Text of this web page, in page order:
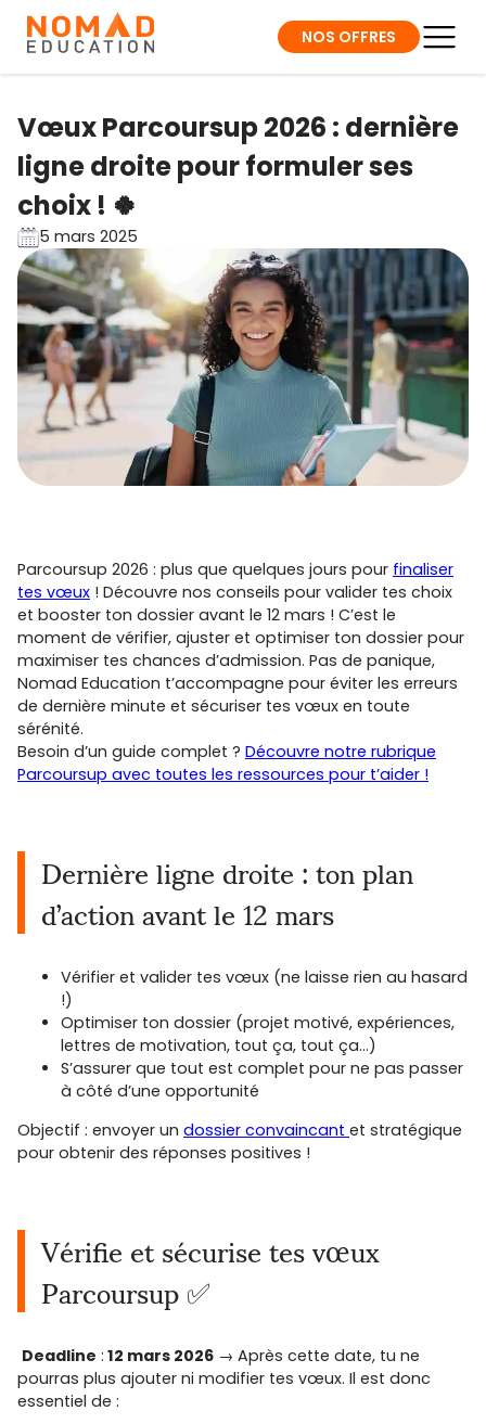
NOS OFFRES
Vœux Parcoursup 2026 : dernière
ligne droite pour formuler ses
choix ! 🍀
5 mars 2025
Parcoursup 2026 : plus que quelques jours pour finaliser
tes vœux ! Découvre nos conseils pour valider tes choix
et booster ton dossier avant le 12 mars ! C’est le
moment de vérifier, ajuster et optimiser ton dossier pour
maximiser tes chances d’admission. Pas de panique,
Nomad Education t’accompagne pour éviter les erreurs
de dernière minute et sécuriser tes vœux en toute
sérénité.
Besoin d’un guide complet ? Découvre notre rubrique
Parcoursup avec toutes les ressources pour t’aider !
Dernière ligne droite : ton plan
d’action avant le 12 mars
Vérifier et valider tes vœux (ne laisse rien au hasard
!)
Optimiser ton dossier (projet motivé, expériences,
lettres de motivation, tout ça, tout ça…)
S’assurer que tout est complet pour ne pas passer
à côté d’une opportunité
Objectif : envoyer un dossier convaincant et stratégique
pour obtenir des réponses positives !
Vérifie et sécurise tes vœux
Parcoursup ✅
Deadline : 12 mars 2026 → Après cette date, tu ne
pourras plus ajouter ni modifier tes vœux. Il est donc
essentiel de :